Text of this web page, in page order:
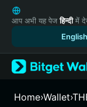
English
日本語
Русский
Español
Türkçe
Italiano
आप अभी यह पेजहिन्दीमें
English
Home›Wallet›